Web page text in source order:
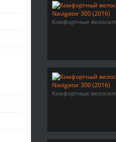
Комфортные
Комфортные